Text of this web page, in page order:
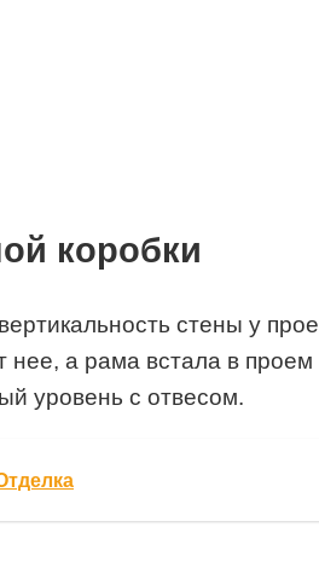
коробки
стены у
а рама встала в
уровень с отвесом.